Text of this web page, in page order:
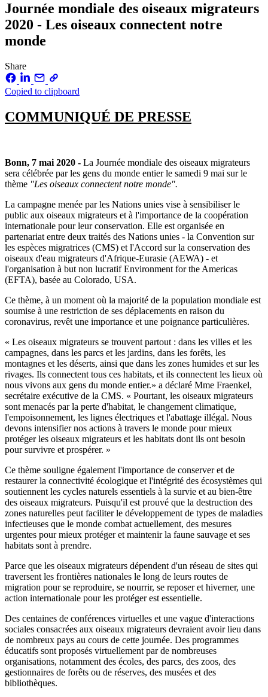
Journée mondiale des oiseaux migrateurs
2020 - Les oiseaux connectent notre
monde
Share
Copied to clipboard
COMMUNIQUÉ DE PRESSE
Bonn, 7 mai 2020 - La Journée mondiale des oiseaux migrateurs
sera célébrée par les gens du monde entier le samedi 9 mai sur le
thème "Les oiseaux connectent notre monde".
La campagne menée par les Nations unies vise à sensibiliser le
public aux oiseaux migrateurs et à l'importance de la coopération
internationale pour leur conservation. Elle est organisée en
partenariat entre deux traités des Nations unies - la Convention sur
les espèces migratrices (CMS) et l'Accord sur la conservation des
oiseaux d'eau migrateurs d'Afrique-Eurasie (AEWA) - et
l'organisation à but non lucratif Environment for the Americas
(EFTA), basée au Colorado, USA.
Ce thème, à un moment où la majorité de la population mondiale est
soumise à une restriction de ses déplacements en raison du
coronavirus, revêt une importance et une poignance particulières.
« Les oiseaux migrateurs se trouvent partout : dans les villes et les
campagnes, dans les parcs et les jardins, dans les forêts, les
montagnes et les déserts, ainsi que dans les zones humides et sur les
rivages. Ils connectent tous ces habitats, et ils connectent les lieux où
nous vivons aux gens du monde entier.» a déclaré Mme Fraenkel,
secrétaire exécutive de la CMS. « Pourtant, les oiseaux migrateurs
sont menacés par la perte d'habitat, le changement climatique,
l'empoisonnement, les lignes électriques et l'abattage illégal. Nous
devons intensifier nos actions à travers le monde pour mieux
protéger les oiseaux migrateurs et les habitats dont ils ont besoin
pour survivre et prospérer. »
Ce thème souligne également l'importance de conserver et de
restaurer la connectivité écologique et l'intégrité des écosystèmes qui
soutiennent les cycles naturels essentiels à la survie et au bien-être
des oiseaux migrateurs. Puisqu'il est prouvé que la destruction des
zones naturelles peut faciliter le développement de types de maladies
infectieuses que le monde combat actuellement, des mesures
urgentes pour mieux protéger et maintenir la faune sauvage et ses
habitats sont à prendre.
Parce que les oiseaux migrateurs dépendent d'un réseau de sites qui
traversent les frontières nationales le long de leurs routes de
migration pour se reproduire, se nourrir, se reposer et hiverner, une
action internationale pour les protéger est essentielle.
Des centaines de conférences virtuelles et une vague d'interactions
sociales consacrées aux oiseaux migrateurs devraient avoir lieu dans
de nombreux pays au cours de cette journée. Des programmes
éducatifs sont proposés virtuellement par de nombreuses
organisations, notamment des écoles, des parcs, des zoos, des
gestionnaires de forêts ou de réserves, des musées et des
bibliothèques.